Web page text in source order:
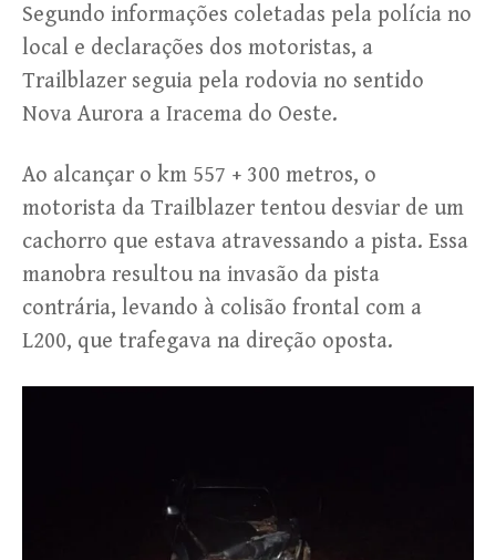
Segundo informações coletadas pela polícia no
local e declarações dos motoristas, a
Trailblazer seguia pela rodovia no sentido
Nova Aurora a Iracema do Oeste.
Ao alcançar o km 557 + 300 metros, o
motorista da Trailblazer tentou desviar de um
cachorro que estava atravessando a pista. Essa
manobra resultou na invasão da pista
contrária, levando à colisão frontal com a
L200, que trafegava na direção oposta.